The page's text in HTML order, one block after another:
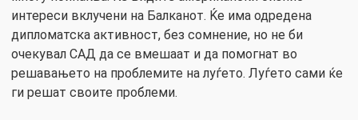
интереси вклучени на Балканот. Ќе има одредена
дипломатска активност, без сомнение, но не би
очекувал САД да се вмешаат и да помогнат во
решавањето на проблемите на луѓето. Луѓето сами ќе
ги решат своите проблеми.